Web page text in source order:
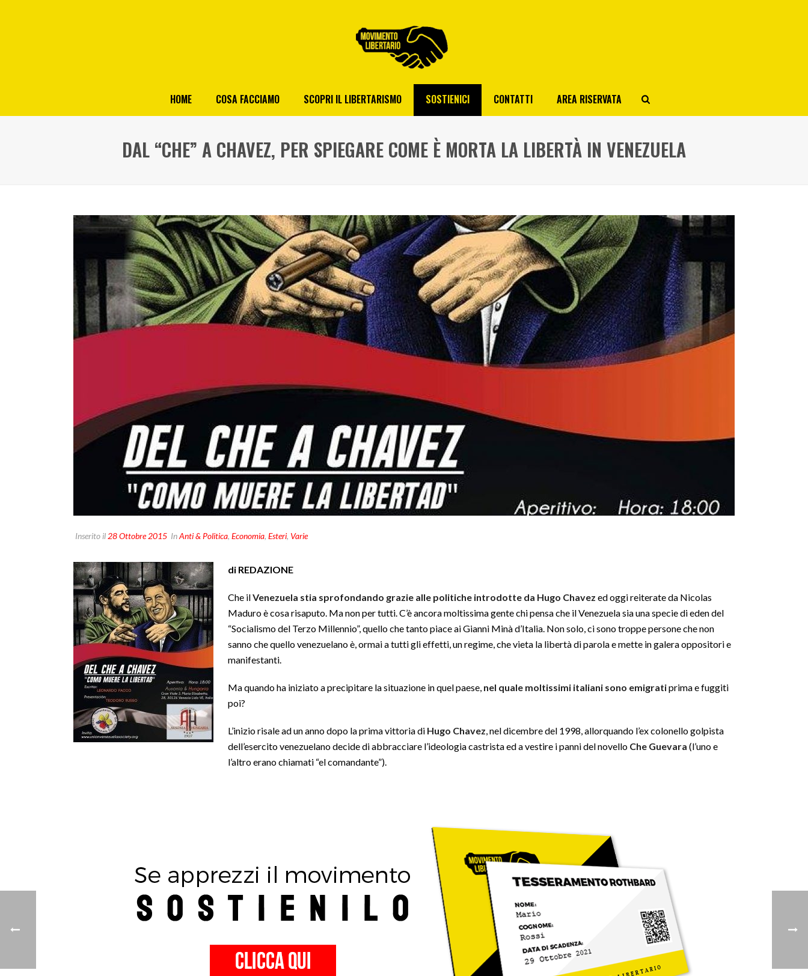
HOME COSA FACCIAMO SCOPRI IL LIBERTARISMO SOSTIENICI CONTATTI AREA RISERVATA
DAL “CHE” A CHAVEZ, PER SPIEGARE COME È MORTA LA LIBERTÀ IN VENEZUELA
Inserito il 28 Ottobre 2015 InAnti & Politica, Economia, Esteri, Varie
di REDAZIONE
Che ilVenezuela stia sprofondando grazie alle politiche introdotte da Hugo Chavez ed oggi reiterate da Nicolas
Maduro è cosa risaputo. Ma non per tutti. C’è ancora moltissima gente chi pensa che il Venezuela sia una specie di eden del
“Socialismo del Terzo Millennio”, quello che tanto piace ai Gianni Minà d’Italia. Non solo, ci sono troppe persone che non
sanno che quello venezuelano è, ormai a tutti gli effetti, un regime, che vieta la libertà di parola e mette in galera oppositori e
manifestanti.
Ma quando ha iniziato a precipitare la situazione in quel paese, nel quale moltissimi italiani sono emigratiprima e fuggiti
poi?
L’inizio risale ad un anno dopo la prima vittoria di Hugo Chavez, nel dicembre del 1998, allorquando l’ex colonello golpista
dell’esercito venezuelano decide di abbracciare l’ideologia castrista ed a vestire i panni del novello Che Guevara (l’uno e
l’altro erano chiamati “el comandante”).